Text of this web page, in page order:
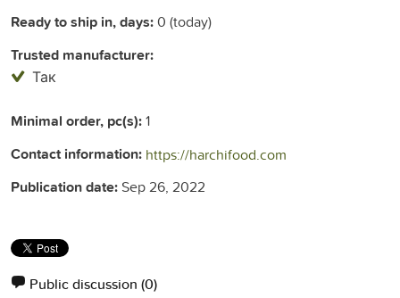
Ready to ship in, days:0 (today)
Trusted manufacturer:
Так
Minimal order, pc(s):1
Contact information: https://harchifood.com
Publication date: Sep 26, 2022
Public discussion (0)